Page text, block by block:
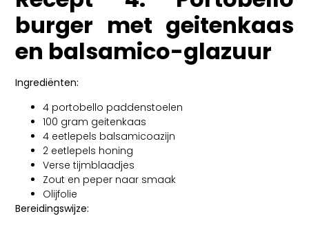
burger met geitenkaas
en balsamico-glazuur
Ingrediënten:
4 portobello paddenstoelen
100 gram geitenkaas
4 eetlepels balsamicoazijn
2 eetlepels honing
Verse tijmblaadjes
Zout en peper naar smaak
Olijfolie
Bereidingswijze: